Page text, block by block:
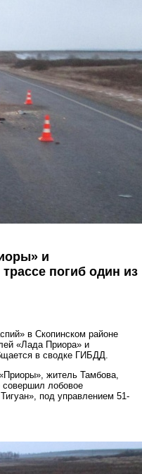
и
погиб один из
в Скопинском районе
«Лада Приора» и
в сводке ГИБДД.
житель Тамбова,
совершил лобовое
под управлением 51-